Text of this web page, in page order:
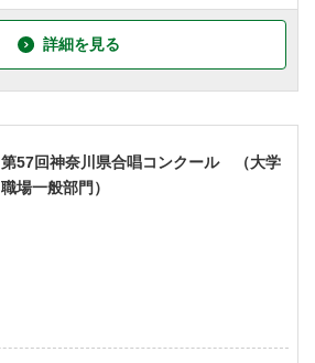
詳細を見る
第57回神奈川県合唱コンクール （大学
職場一般部門）